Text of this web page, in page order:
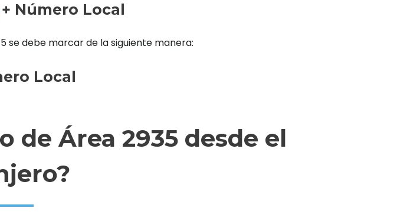
+ Número Local
se debe marcar de la siguiente manera:
Local
de Área 2935 desde el